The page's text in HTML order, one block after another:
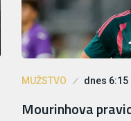
MUŽSTVO dnes 6:15
Mourinhova